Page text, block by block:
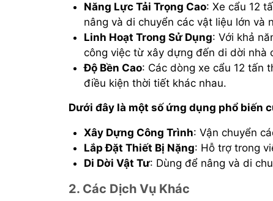
Năng Lực Tải Trọng Cao: Xe cẩu 12
nâng và di chuyển các vật liệu lớn và
Linh Hoạt Trong Sử Dụng: Với khả
công việc từ xây dựng đến di dời nhà
Độ Bền Cao: Các dòng xe cẩu 12 tấn
điều kiện thời tiết khác nhau.
Dưới đây là một số ứng dụng phổ biến
Xây Dựng Công Trình: Vận chuyển
Lắp Đặt Thiết Bị Nặng: Hỗ trợ trong
Di Dời Vật Tư: Dùng để nâng và di
2. Các Dịch Vụ Khác